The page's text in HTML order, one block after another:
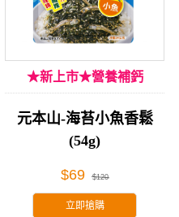
★新上市★營養補鈣
元本山-海苔小魚香鬆
(54g)
$69 $120
立即搶購